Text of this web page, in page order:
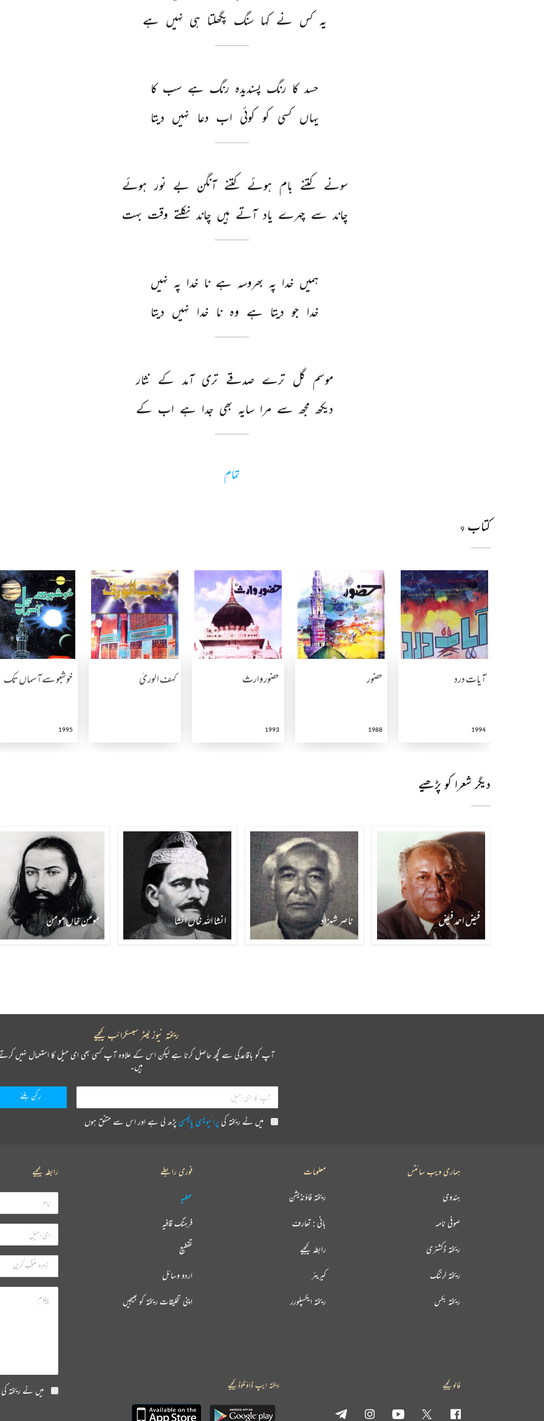
یہ کس نے کہا سنگ پگھلتا ہی نہیں ہے
حسد کا رنگ پسندیدہ رنگ ہے سب کا
یہاں کسی کو کوئی اب دعا نہیں دیتا
سونے کتنے بام ہوئے کتنے آنگن بے نور ہوئے
چاند سے چہرے یاد آتے ہیں چاند نکلتے وقت بہت
ہمیں خدا پہ بھروسہ ہے نا خدا پہ نہیں
خدا جو دیتا ہے وہ نا خدا نہیں دیتا
موسم گل ترے صدقے تری آمد کے نثار
دیکھ مجھ سے مرا سایہ بھی جدا ہے اب کے
تمام
کتاب 9
آیات درد
1994
حضور
1988
حضور وارث
1993
کہف الوریٰ خوشبو سے آسماں تک
1995
دیگر شعرا کو پڑھیے
فیض احمد فیض ناصر شہزاد انشا اللہ خاں انشا مومن خاں مومن
ریختہ نیوز لیٹر سبسکرائب کیجیے
آپ کو باقاعدگی سے کچھ حاصل کرنا ہے لیکن اس کے علاوہ آپ کسی بھی ای میل کا استعمال نہیں
ہیں۔
میں نے ریختہ کیپرائیویسی پالیسیپڑھ لی ہے اور اس سے متفق ہوں
فوری رابطے
عطیہ
فرہنگ قافیہ
تقطیع
اردو وسائل
اپنی تخلیقات ریختہ کو بھیجیں
معلومات
ریختہ فاؤنڈیشن
بانی : تعارف
رابطہ کیجیے
کیریئر
ریختہ ایکسپلورر
ہماری ویب سائٹس
ہندوی
صوفی نامہ
ریختہ ڈکشنری
ریختہ لرننگ
ریختہ بکس
رابطہ کیجیے
میں نے ریختہ فالو کیجیے ریختہ ایپ ڈاؤنلوڈ کیجیے